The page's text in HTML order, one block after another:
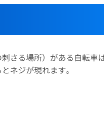
さる場所）がある自転車
ネジが現れます。